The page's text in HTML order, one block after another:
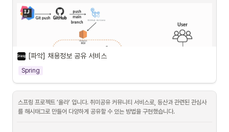
[파악] 채용정보 공유 서비스
Spring
스프링 프로젝트 ‘올라’ 입니다. 취미공유 커뮤니티 서비스로, 등산과 관련된 관심사
를 해시태그로 만들어 다양하게 공유할 수 있는 방법을 구현했습니다.